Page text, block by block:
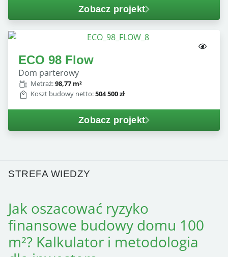
Zobacz projekt
ECO 98 Flow
dom parterowy
Metraż:98,77 m²
Koszt budowy netto:504 500 zł
Zobacz projekt
STREFA WIEDZY
Jak oszacować ryzyko
finansowe budowy domu 100
m²? Kalkulator i metodologia